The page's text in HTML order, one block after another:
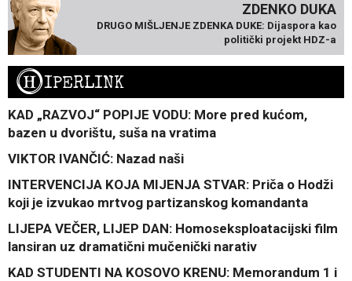
ZDENKO DUKA
DRUGO MIŠLJENJE ZDENKA DUKE: Dijaspora kao
politički projekt HDZ-a
HIPERLINK
KAD „RAZVOJ“ POPIJE VODU: More pred kućom,
bazen u dvorištu, suša na vratima
VIKTOR IVANČIĆ: Nazad naši
INTERVENCIJA KOJA MIJENJA STVAR: Priča o Hodži
koji je izvukao mrtvog partizanskog komandanta
LIJEPA VEČER, LIJEP DAN: Homoseksploatacijski film
lansiran uz dramatični mučenički narativ
KAD STUDENTI NA KOSOVO KRENU: Memorandum 1 i